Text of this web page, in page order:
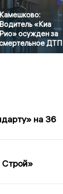
Камешково:
Водитель «Киа
Рио» осужден за
ДТП
на 36